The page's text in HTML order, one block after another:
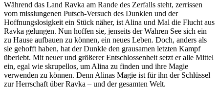
Während das Land Ravka am Rande des Zerfalls steht, zerrissen
vom misslungenen Putsch-Versuch des Dunklen und der
Hoffnungslosigkeit ein Stück näher, ist Alina und Mal die Flucht aus
Ravka gelungen. Nun hoffen sie, jenseits der Wahren See sich ein
zu Hause aufbauen zu können, ein neues Leben. Doch, anders als
sie gehofft haben, hat der Dunkle den grausamen letzten Kampf
überlebt. Mit neuer und größerer Entschlossenheit setzt er alle Mittel
ein, egal wie skrupellos, um Alina zu finden und ihre Magie
verwenden zu können. Denn Alinas Magie ist für ihn der Schlüssel
zur Herrschaft über Ravka – und der gesamten Welt.